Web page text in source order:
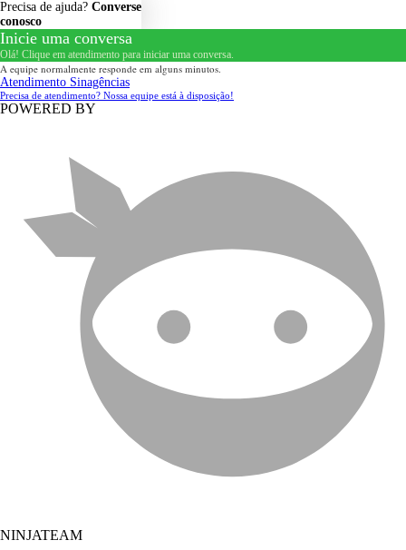
Precisa de ajuda? Converse
conosco
Inicie uma conversa
Olá! Clique em atendimento para iniciar uma conversa.
A equipe normalmente responde em alguns minutos.
Atendimento Sinagências
Precisa de atendimento? Nossa equipe está à disposição!
POWERED BY
NINJATEAM